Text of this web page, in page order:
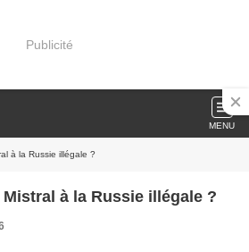
Publicité
MENU
à la Russie illégale ?
à la Russie illégale ?